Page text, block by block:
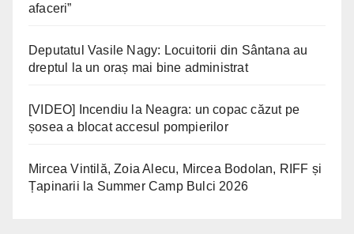
afaceri”
Deputatul Vasile Nagy: Locuitorii din Sântana au
dreptul la un oraș mai bine administrat
[VIDEO] Incendiu la Neagra: un copac căzut pe
șosea a blocat accesul pompierilor
Mircea Vintilă, Zoia Alecu, Mircea Bodolan, RIFF și
Țapinarii la Summer Camp Bulci 2026